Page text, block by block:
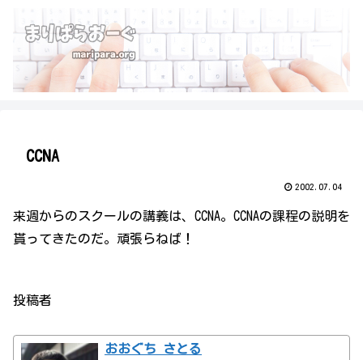
CCNA
2002.07.04
来週からのスクールの講義は、CCNA。CCNAの課程の説明を
貰ってきたのだ。頑張らねば！
投稿者
おおぐち さとる